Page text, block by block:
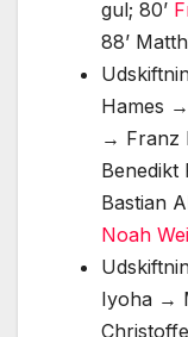
gul; 80’
88’
Hames →
→ Franz
Benedikt
Bastian
Noah
Iyoha →